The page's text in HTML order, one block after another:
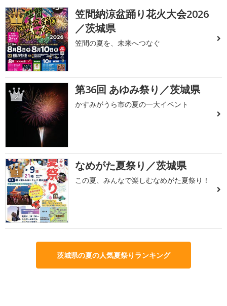
1
笠間納涼盆踊り花火大会2026
／茨城県
笠間の夏を、未来へつなぐ
2 第36回 あゆみ祭り／茨城県
かすみがうら市の夏の一大イベント
3 なめがた夏祭り／茨城県
この夏、みんなで楽しむなめがた夏祭り！
茨城県の夏の人気夏祭りランキング